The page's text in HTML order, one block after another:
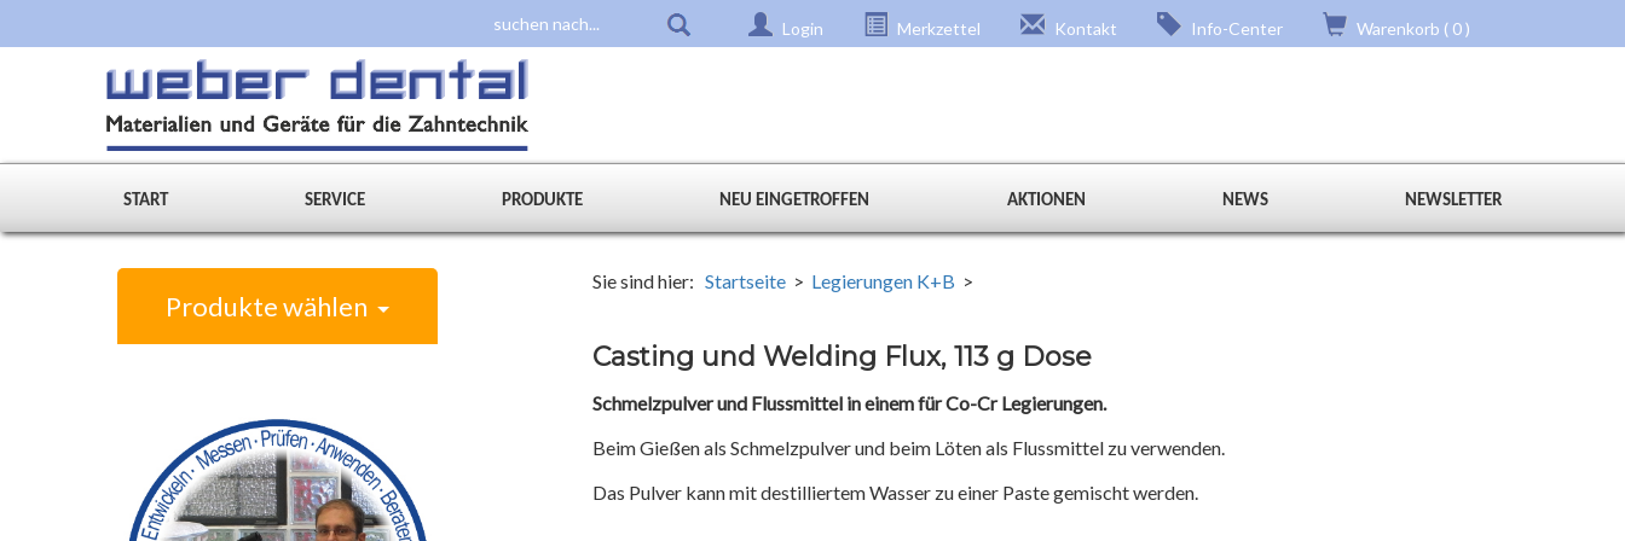
Login Merkzettel Kontakt Info-Center Warenkorb ( 0 )
START SERVICE PRODUKTE NEU EINGETROFFEN AKTIONEN NEWS NEWSLETTER
Produkte wählen
Sie sind hier:Startseite > Legierungen K+B >
Casting und Welding Flux, 113 g Dose
Schmelzpulver und Flussmittel in einem für Co-Cr Legierungen.
Beim Gießen als Schmelzpulver und beim Löten als Flussmittel zu verwenden.
Das Pulver kann mit destilliertem Wasser zu einer Paste gemischt werden.